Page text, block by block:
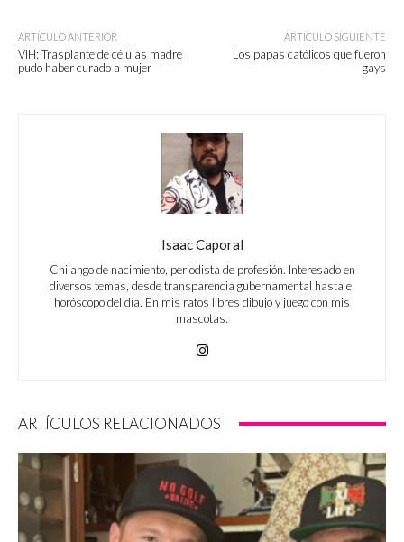
ARTÍCULO ANTERIOR
VIH: Trasplante de células madre
pudo haber curado a mujer
ARTÍCULO SIGUIENTE
Los papas católicos que fueron
gays
Isaac Caporal
Chilango de nacimiento, periodista de profesión. Interesado en
diversos temas, desde transparencia gubernamental hasta el
horóscopo del día. En mis ratos libres dibujo y juego con mis
mascotas.
ARTÍCULOS RELACIONADOS